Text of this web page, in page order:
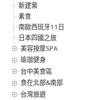
新建案
素食
南歐西班牙11日
日本四國之旅
美容按摩SPA
瑜珈健身
台中美食區
食在北部&南部
台灣旅遊